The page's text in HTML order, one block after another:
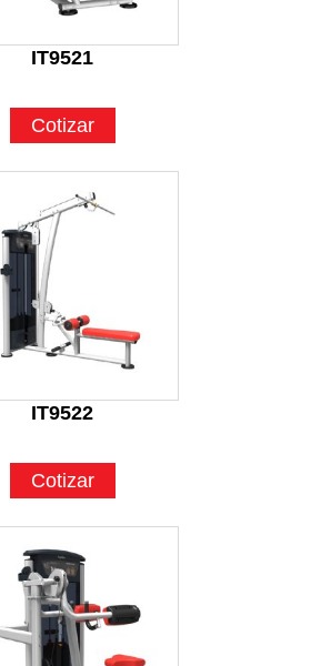
IT9521
Cotizar
IT9522
Cotizar